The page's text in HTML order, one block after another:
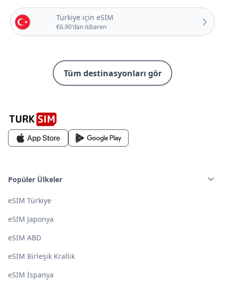
Türkiye için eSIM
€6.90'dan itibaren
Tüm destinasyonları gör
Popüler Ülkeler
eSIM Türkiye
eSIM Japonya
eSIM ABD
eSIM Birleşik Krallık
eSIM İspanya